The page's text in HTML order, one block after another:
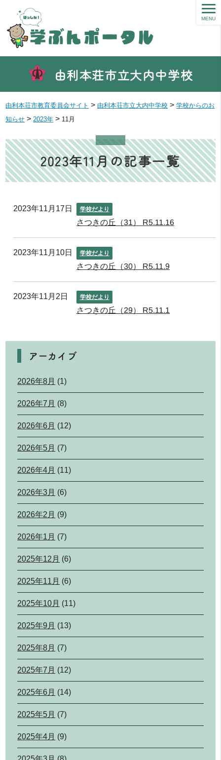
由利本荘市立大内中学校
MENU
由利本荘市教育委員会サイト > 由利本荘市立大内中学校 >学校からのお
知らせ > 2023年 > 11月
2023年11月の記事一覧
2023年11月17日 学校だより
さつきの丘（31） R5.11.16
2023年11月10日 学校だより
さつきの丘（30） R5.11.9
2023年11月2日 学校だより
さつきの丘（29） R5.11.1
アーカイブ
2026年8月 (1)
2026年7月 (8)
2026年6月 (12)
2026年5月 (7)
2026年4月 (11)
2026年3月 (6)
2026年2月 (9)
2026年1月 (7)
2025年12月 (6)
2025年11月 (6)
2025年10月 (11)
2025年9月 (13)
2025年8月 (7)
2025年7月 (12)
2025年6月 (14)
2025年5月 (7)
2025年4月 (9)